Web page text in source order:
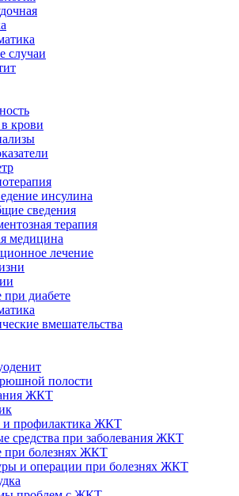
случаи
крови
инсулина
сведения
терапия
медицина
лечение
диабете
вмешательства
полости
ЖКТ
и профилактика ЖКТ
средства при заболевания ЖКТ
при болезнях ЖКТ
и операции при болезнях ЖКТ